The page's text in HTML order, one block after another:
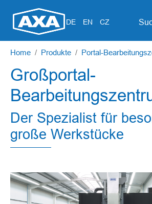
DE EN CZ
Home Produkte Portal-
Großportal-
Der Spezialist für
große Werkstücke